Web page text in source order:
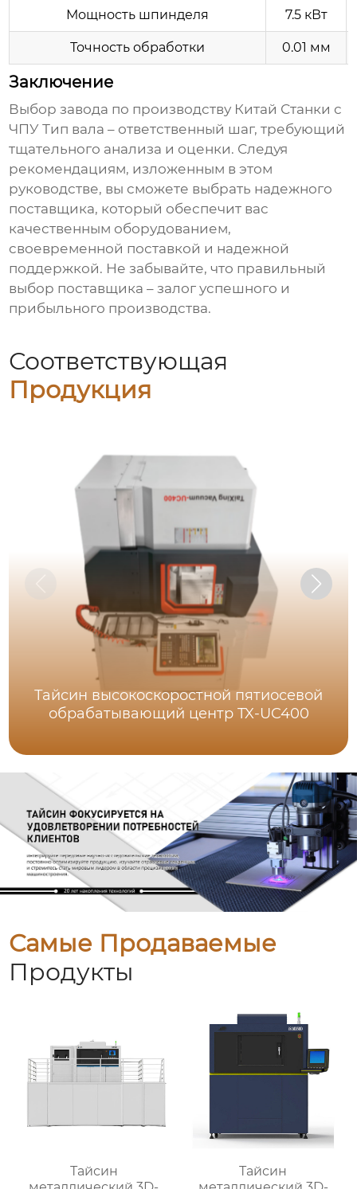
Мощность шпинделя 7.5 кВт
Точность обработки 0.01 мм
Заключение
Выбор завода по производству Китай Станки с
ЧПУ Тип вала – ответственный шаг, требующий
тщательного анализа и оценки. Следуя
рекомендациям, изложенным в этом
руководстве, вы сможете выбрать надежного
поставщика, который обеспечит вас
качественным оборудованием,
своевременной поставкой и надежной
поддержкой. Не забывайте, что правильный
выбор поставщика – залог успешного и
прибыльного производства.
Соответствующая
Продукция
Тайсин высокоскоростной пятиосевой
обрабатывающий центр TX-UC400
Самые Продаваемые
Продукты
Тайсин
Тайсин